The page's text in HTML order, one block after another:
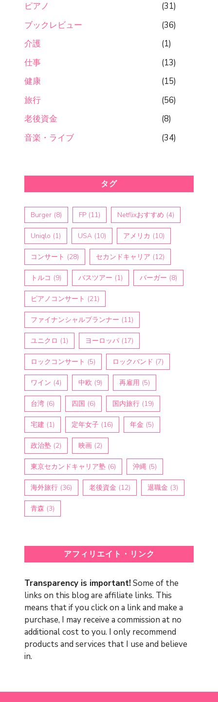
ピアノ
(31)
ブックレビュー
(36)
介護
(1)
仕事
(13)
健康
(15)
旅行
(56)
老後資金
(8)
音楽・ライブ
(34)
タグ
Burger (8) FP (11) Netflixおすすめ (4)
Uniqlo (1) USA (10) アメリカ (10)
コンサート (28) セカンドキャリア (12)
トルコ (9) バスツアー (1) バーガー (8)
ピアノコンサート (21)
ファイナンシャルプランナー (11)
ユニクロ (1) ヨーロッパ (17)
ロックコンサート (5) ロックバンド (7)
ワイン (4) 中欧 (9) 再雇用 (5)
台湾 (6) 四国 (6) 国内旅行 (19)
宅建 (1) 定年女子 (16) 年金 (5)
政治塾 (2) 映画 (2)
東京セカンドキャリア塾 (6) 沖縄 (5)
海外旅行 (36) 老後資金 (12) 退職金 (3)
青森 (3)
アフィリエイト・リンク
Transparency is important!Some of the
links on this blog are affiliate links. This
means that if you click on a link and make a
purchase, I may receive a commission at no
additional cost to you. I only recommend
products and services that I use and believe
in.